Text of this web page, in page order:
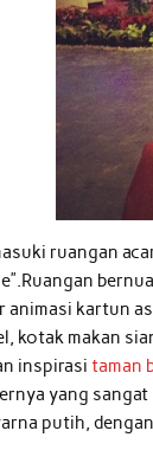
ruangan
kartun
kotak makan
inspirasitaman
yang
putih,